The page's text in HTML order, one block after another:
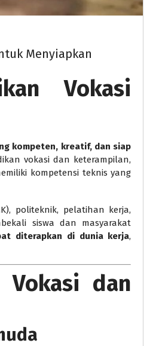
Menyiapkan
Vokasi
kompeten, kreatif, dan siap
vokasi dan keterampilan,
kompetensi teknis yang
politeknik, pelatihan kerja,
siswa dan masyarakat
diterapkan di dunia kerja,
Vokasi dan